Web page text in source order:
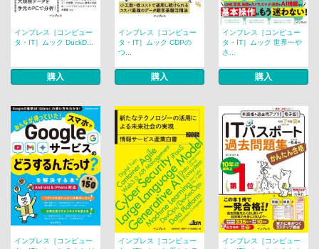
インプレス［コンピュー
タ・IT］ムック DuckD...
購入
インプレス［コンピュー
タ・IT］ムック CDPの
つ...
購入
インプレス［コンピュー
タ・IT］ムック 世界一や
さ...
購入
インプレス［コンピュー
インプレス［コンピュー
インプレス［コンピュー